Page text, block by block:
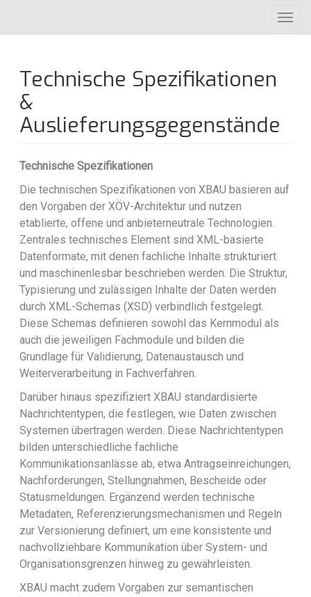
Inhalt
Technische Spezifikationen
&
Auslieferungsgegenstände
Technische Spezifikationen
Die technischen Spezifikationen von XBAU basieren auf
den Vorgaben der XÖV-Architektur und nutzen
etablierte, offene und anbieterneutrale Technologien.
Zentrales technisches Element sind XML-basierte
Datenformate, mit denen fachliche Inhalte strukturiert
und maschinenlesbar beschrieben werden. Die Struktur,
Typisierung und zulässigen Inhalte der Daten werden
durch XML-Schemas (XSD) verbindlich festgelegt.
Diese Schemas definieren sowohl das Kernmodul als
auch die jeweiligen Fachmodule und bilden die
Grundlage für Validierung, Datenaustausch und
Weiterverarbeitung in Fachverfahren.
Darüber hinaus spezifiziert XBAU standardisierte
Nachrichtentypen, die festlegen, wie Daten zwischen
Systemen übertragen werden. Diese Nachrichtentypen
bilden unterschiedliche fachliche
Kommunikationsanlässe ab, etwa Antragseinreichungen,
Nachforderungen, Stellungnahmen, Bescheide oder
Statusmeldungen. Ergänzend werden technische
Metadaten, Referenzierungsmechanismen und Regeln
zur Versionierung definiert, um eine konsistente und
nachvollziehbare Kommunikation über System- und
Organisationsgrenzen hinweg zu gewährleisten.
XBAU macht zudem Vorgaben zur semantischen